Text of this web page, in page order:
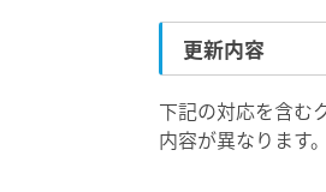
更新内容
下記の対応を含む
内容が異なります。